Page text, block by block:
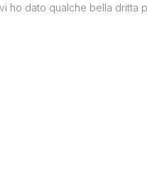
ho dato qualche bella dritta